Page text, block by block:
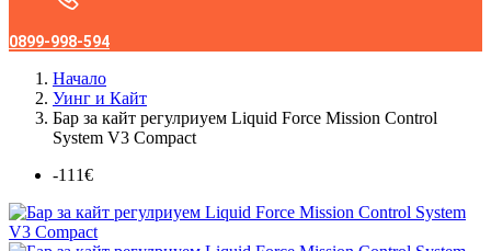
0899-998-594
Начало
Уинг и Кайт
Бар за кайт регулриуем Liquid Force Mission Control
System V3 Compact
-111€